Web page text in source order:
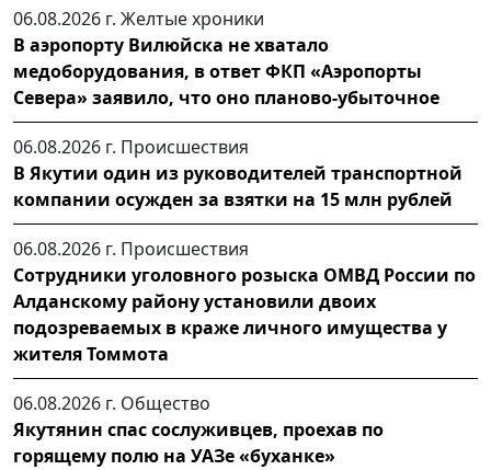
06.08.2026 г. Желтые хроники
В аэропорту Вилюйска не хватало
медоборудования, в ответ ФКП «Аэропорты
Севера» заявило, что оно планово-убыточное
06.08.2026 г. Происшествия
В Якутии один из руководителей транспортной
компании осужден за взятки на 15 млн рублей
06.08.2026 г. Происшествия
Сотрудники уголовного розыска ОМВД России по
Алданскому району установили двоих
подозреваемых в краже личного имущества у
жителя Томмота
06.08.2026 г. Общество
Якутянин спас сослуживцев, проехав по
горящему полю на УАЗе «буханке»